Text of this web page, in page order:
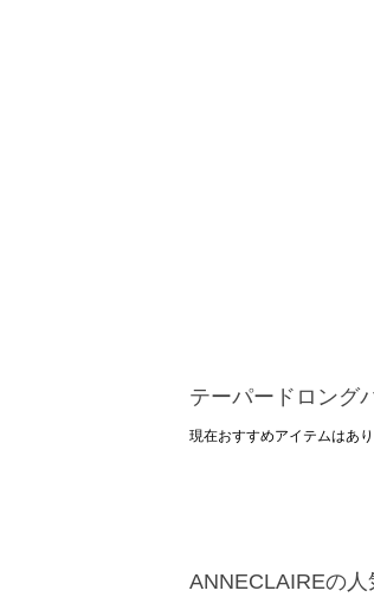
テーパードロング
現在おすすめアイテムはあり
ANNECLAIREの人